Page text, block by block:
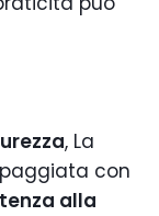
, La
con
alla